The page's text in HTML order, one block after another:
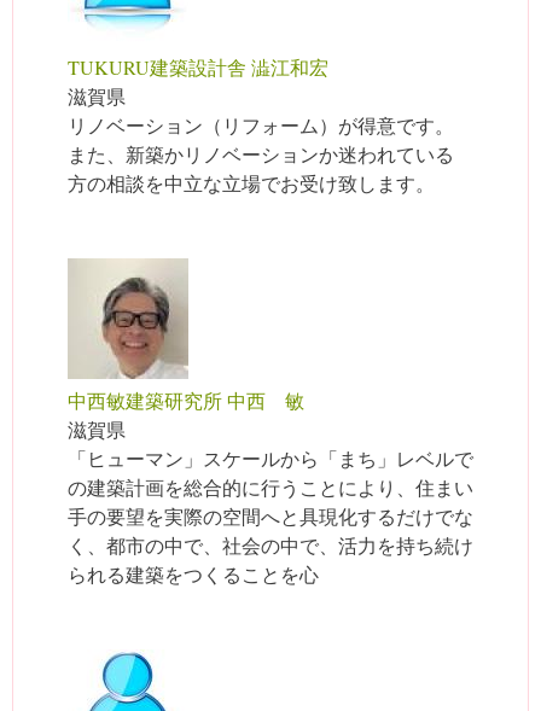
TUKURU建築設計舎 澁江和宏
滋賀県
リノベーション（リフォーム）が得意です。
また、新築かリノベーションか迷われている
方の相談を中立な立場でお受け致します。
中西敏建築研究所 中西 敏
滋賀県
「ヒューマン」スケールから「まち」レベルで
の建築計画を総合的に行うことにより、住まい
手の要望を実際の空間へと具現化するだけでな
く、都市の中で、社会の中で、活力を持ち続け
られる建築をつくることを心